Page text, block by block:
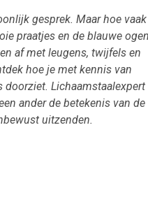
gesprek. Maar hoe vaak
praatjes en de blauwe
af met leugens, twijfels en
hoe je met kennis van
Lichaamstaalexpert
ander de betekenis van de
uitzenden.